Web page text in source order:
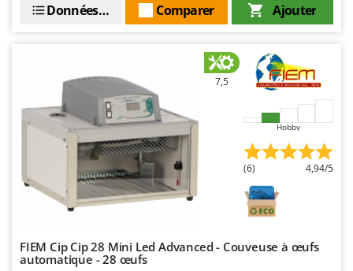
River Systems
Rover Pompe
Royal Food
Ryobi
S
S.T.P.
Santos
Schnitzer
Ajouter
Comparer
Données techniques
7,5
Hobby
(6) 4,94/5
FIEM Cip Cip 28 Mini Led Advanced - Couveuse à œufs
automatique - 28 œufs